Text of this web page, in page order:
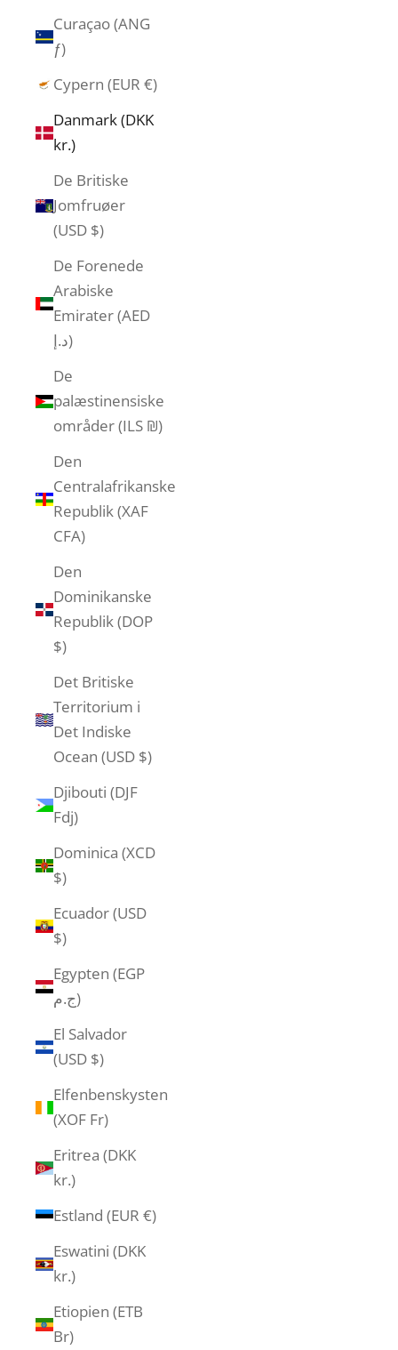
Curaçao (ANG
ƒ)
Cypern (EUR €)
Danmark (DKK
kr.)
De Britiske
Jomfruøer
(USD $)
De Forenede
Arabiske
Emirater (AED
د.إ)
De
palæstinensiske
områder (ILS ₪)
Den
Centralafrikanske
Republik (XAF
CFA)
Den
Dominikanske
Republik (DOP
$)
Det Britiske
Territorium i
Det Indiske
Ocean (USD $)
Djibouti (DJF
Fdj)
Dominica (XCD
$)
Ecuador (USD
$)
Egypten (EGP
ج.م)
El Salvador
(USD $)
Elfenbenskysten
(XOF Fr)
Eritrea (DKK
kr.)
Estland (EUR €)
Eswatini (DKK
kr.)
Etiopien (ETB
Br)